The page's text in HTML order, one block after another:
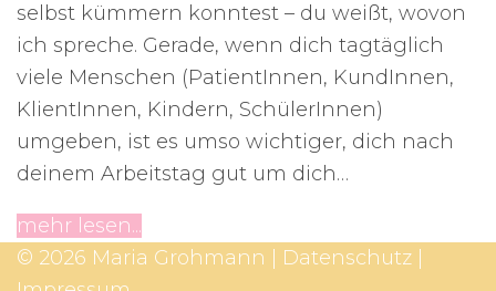
selbst kümmern konntest – du weißt, wovon
ich spreche. Gerade, wenn dich tagtäglich
viele Menschen (PatientInnen, KundInnen,
KlientInnen, Kindern, SchülerInnen)
umgeben, ist es umso wichtiger, dich nach
deinem Arbeitstag gut um dich…
mehr lesen...
© 2026 Maria Grohmann | Datenschutz